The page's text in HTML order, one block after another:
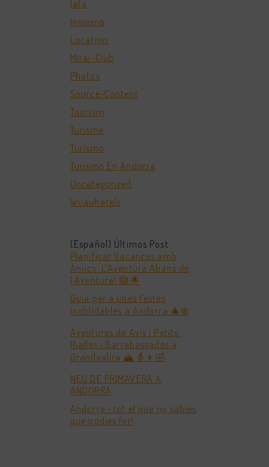
Iata
Invierno
Location
Mirai-Club
Photos
Source-Content
Tourism
Turisme
Turismo
Turismo En Andorra
Uncategorized
Wuauhotels
(Español) Últimos Post
Planificar Vacances amb
Amics: L’Aventura Abans de
l’Aventura! 😅🌟
Guia per a unes Festes
Inoblidables a Andorra 🎄❄️
Aventures de Avis i Petits:
Rialles i Barrabassades a
Grandvalira 🏔️👵👦🤣
NEU DE PRIMAVERA A
ANDORRA
Andorra i tot el que no sabies
que podies fer!